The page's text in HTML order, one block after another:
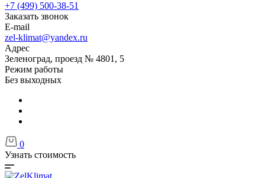
+7 (499) 500-38-51
Заказать звонок
E-mail
zel-klimat@yandex.ru
Адрес
Зеленоград, проезд № 4801, 5
Режим работы
Без выходных
0
Узнать стоимость